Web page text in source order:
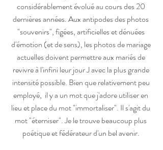
considérablement évolué au cours des 20
dernières années. Aux antipodes des photos
"souvenirs", figées, artificielles et dénuées
d'émotion (et de sens), les photos de mariage
actuelles doivent permettre aux mariés de
revivre à l'infini leur jour J avec la plus grande
intensité possible. Bien que relativement peu
employé,  il y a un mot que j'adore utiliser en
lieu et place du mot "immortaliser". Il s'agit du
mot "éterniser". Je le trouve beaucoup plus
poétique et fédérateur d'un bel avenir.